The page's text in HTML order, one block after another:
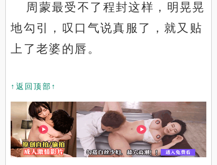
周蒙最受不了程封这样，明晃晃
地勾引，叹口气说真服了，就又贴
上了老婆的唇。
↑返回顶部↑